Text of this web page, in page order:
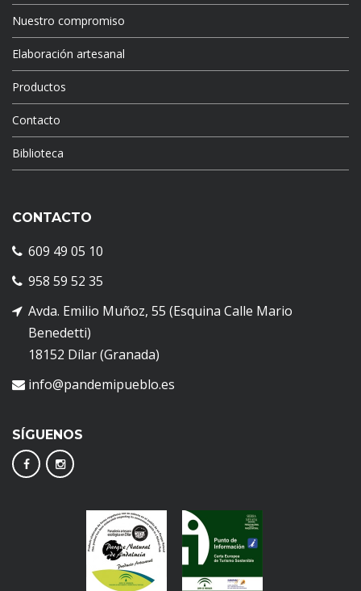
Nuestro compromiso
Elaboración artesanal
Productos
Contacto
Biblioteca
CONTACTO
609 49 05 10
958 59 52 35
Avda. Emilio Muñoz, 55 (Esquina Calle Mario
Benedetti)
18152 Dílar (Granada)
info@pandemipueblo.es
SÍGUENOS